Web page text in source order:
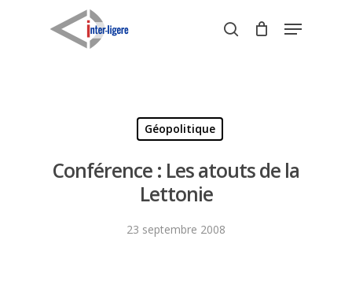
search
Menu
Géopolitique
Conférence : Les atouts de la
Lettonie
23 septembre 2008